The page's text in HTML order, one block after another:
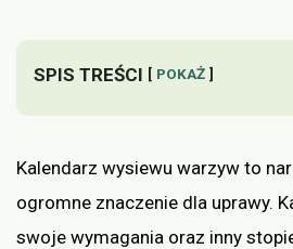
SPIS TREŚCI POKAŻ
Kalendarz wysiewu warzyw to
ogromne znaczenie dla uprawy.
swoje wymagania oraz inny